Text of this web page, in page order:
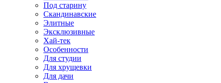
Под старину
Скандинавские
Элитные
Эксклюзивные
Хай-тек
Особенности
Для студии
Для хрущевки
Для дачи